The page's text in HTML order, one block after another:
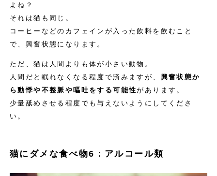
よね？
それは猫も同じ。
コーヒーなどのカフェインが入った飲料を飲むこと
で、興奮状態になります。
ただ、猫は人間よりも体が小さい動物。
人間だと眠れなくなる程度で済みますが、 興奮状態か
ら動悸や不整脈や嘔吐をする可能性があります。
少量舐めさせる程度でも与えないようにしてくださ
い。
猫にダメな食べ物6：アルコール類